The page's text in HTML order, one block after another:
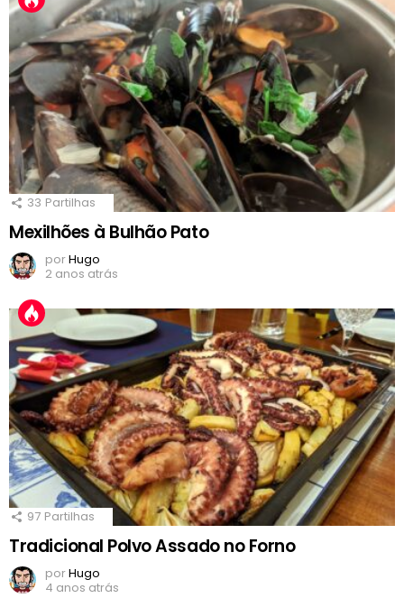
33 Partilhas
Mexilhões à Bulhão Pato
porHugo
2 anos atrás
97 Partilhas
Tradicional Polvo Assado no Forno
porHugo
4 anos atrás